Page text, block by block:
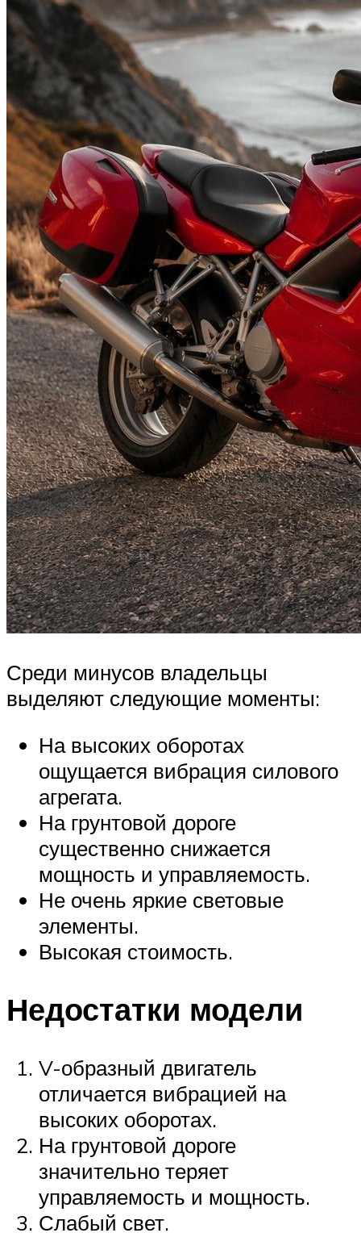
Среди минусов владельцы
выделяют следующие моменты:
На высоких оборотах
ощущается вибрация силового
агрегата.
На грунтовой дороге
существенно снижается
мощность и управляемость.
Не очень яркие световые
элементы.
Высокая стоимость.
Недостатки модели
V-образный двигатель
отличается вибрацией на
высоких оборотах.
На грунтовой дороге
значительно теряет
управляемость и мощность.
Слабый свет.